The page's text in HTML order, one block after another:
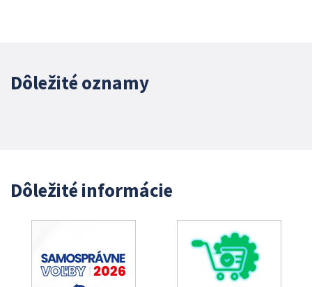
Dôležité oznamy
Dôležité informácie